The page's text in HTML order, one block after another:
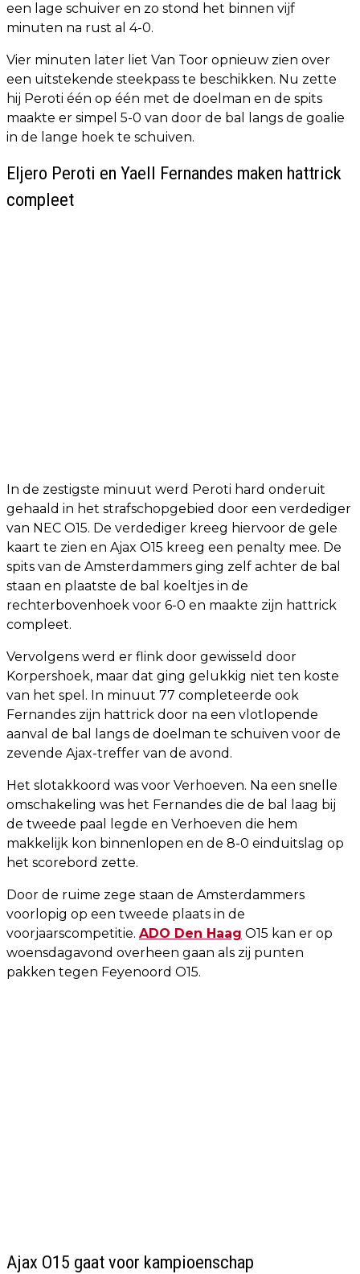
een lage schuiver en zo stond het binnen vijf
minuten na rust al 4-0.
Vier minuten later liet Van Toor opnieuw zien over
een uitstekende steekpass te beschikken. Nu zette
hij Peroti één op één met de doelman en de spits
maakte er simpel 5-0 van door de bal langs de goalie
in de lange hoek te schuiven.
Eljero Peroti en Yaell Fernandes maken hattrick
compleet
In de zestigste minuut werd Peroti hard onderuit
gehaald in het strafschopgebied door een verdediger
van NEC O15. De verdediger kreeg hiervoor de gele
kaart te zien en Ajax O15 kreeg een penalty mee. De
spits van de Amsterdammers ging zelf achter de bal
staan en plaatste de bal koeltjes in de
rechterbovenhoek voor 6-0 en maakte zijn hattrick
compleet.
Vervolgens werd er flink door gewisseld door
Korpershoek, maar dat ging gelukkig niet ten koste
van het spel. In minuut 77 completeerde ook
Fernandes zijn hattrick door na een vlotlopende
aanval de bal langs de doelman te schuiven voor de
zevende Ajax-treffer van de avond.
Het slotakkoord was voor Verhoeven. Na een snelle
omschakeling was het Fernandes die de bal laag bij
de tweede paal legde en Verhoeven die hem
makkelijk kon binnenlopen en de 8-0 einduitslag op
het scorebord zette.
Door de ruime zege staan de Amsterdammers
voorlopig op een tweede plaats in de
voorjaarscompetitie. ADO Den Haag O15 kan er op
woensdagavond overheen gaan als zij punten
pakken tegen Feyenoord O15.
Ajax O15 gaat voor kampioenschap